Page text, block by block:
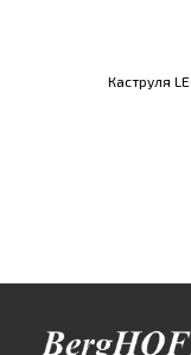
Каструля